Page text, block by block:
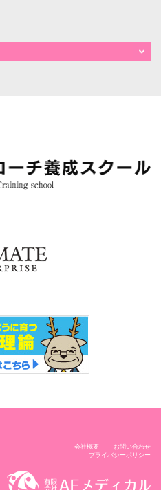
会社概要
お問い合わせ
プライバシーポリシー